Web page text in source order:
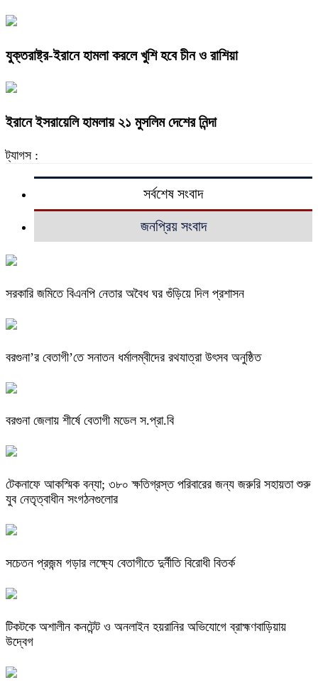
যুক্তরাষ্ট্র-ইরানে হামলা করলে খুশি হবে চীন ও রাশিয়া
ইরানে ইসরায়েলি হামলায় ২১ মুসলিম দেশের নিন্দা
ট্যাগস :
সর্বশেষ সংবাদ
জনপ্রিয় সংবাদ
সরকারি জমিতে বিএনপি নেতার অবৈধ ঘর গুঁড়িয়ে দিল প্রশাসন
বরগুনা’র বেতাগী’তে সনাতন ধর্মালম্বীদের রথযাত্রা উৎসব অনুষ্ঠিত
বরগুনা জেলায় শীর্ষে বেতাগী মডেল স.প্রা.বি
টেকনাফে আকস্মিক বন্যা; ৩৮০ ক্ষতিগ্রস্ত পরিবারের জন্য জরুরি সহায়তা শুরু
যুব নেতৃত্বাধীন সংগঠনগুলোর
সচেতন প্রজন্ম গড়ার লক্ষ্যে বেতাগীতে দুর্নীতি বিরোধী বিতর্ক
টিকটকে অশালীন কনটেন্ট ও অনলাইন হয়রানির অভিযোগে ব্রাহ্মণবাড়িয়ায়
উদ্বেগ